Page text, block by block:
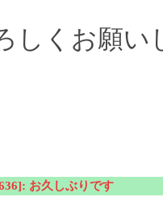
しくお願い
お久しぶりです